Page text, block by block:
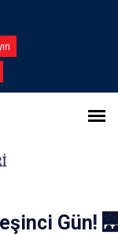
Gün!